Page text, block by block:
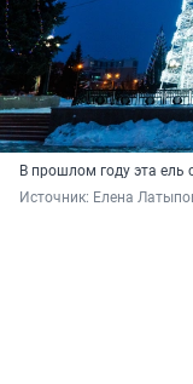
В прошлом году эта ель
Источник: Елена